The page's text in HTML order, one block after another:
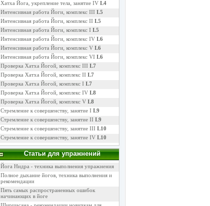
Хатха Йога, укрепление тела, занятие IV L4
Интенсивная работа Йоги, комплекс III L5
Интенсивная работа Йоги, комплекс II L5
Интенсивная работа Йоги, комплекс I L5
Интенсивная работа Йоги, комплекс IV L6
Интенсивная работа Йоги, комплекс V L6
Интенсивная работа Йоги, комплекс VI L6
Проверка Хатха Йогой, комплекс III L7
Проверка Хатха Йогой, комплекс II L7
Проверка Хатха Йогой, комплекс I L7
Проверка Хатха Йогой, комплекс IV L8
Проверка Хатха Йогой, комплекс V L8
Стремление к совершенству, занятие I L9
Стремление к совершенству, занятие II L9
Стремление к совершенству, занятие III L10
Стремление к совершенству, занятие IV L10
Статьи для упражнений
Йога Нидра - техника выполнения упражнения
Полное дыхание йогов, техника выполнения и
рекомендации
Пять самых распространенных ошибок
начинающих в йоге